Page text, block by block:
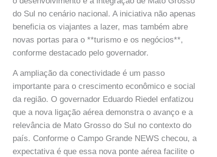
do Sul no cenário nacional. A iniciativa não apenas
beneficia os viajantes a lazer, mas também abre
novas portas para o **turismo e os negócios**,
conforme destacado pelo governador.
A ampliação da conectividade é um passo
importante para o crescimento econômico e social
da região. O governador Eduardo Riedel enfatizou
que a nova ligação aérea demonstra o avanço e a
relevância de Mato Grosso do Sul no contexto do
país. Conforme o Campo Grande NEWS checou, a
expectativa é que essa nova ponte aérea facilite o